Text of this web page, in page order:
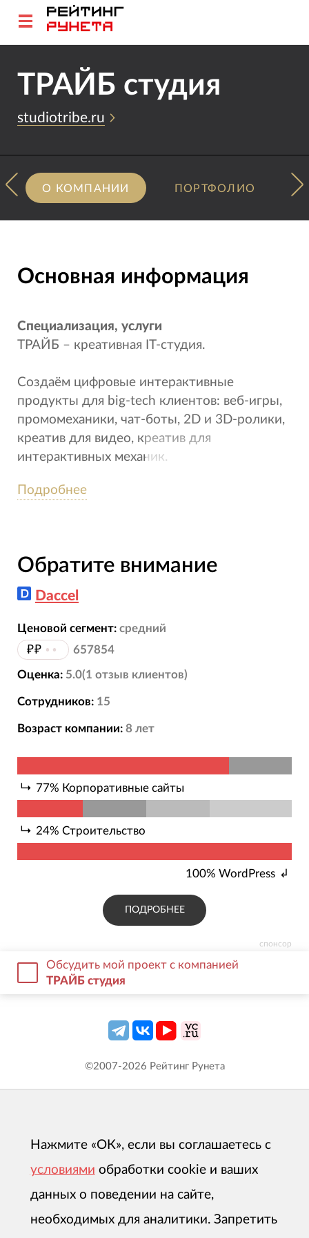
ТРАЙБ студия
studiotribe.ru
О КОМПАНИИ ПОРТФОЛИО
Основная информация
Специализация, услуги
ТРАЙБ – креативная IT-студия.
Создаём цифровые интерактивные
продукты для big-tech клиентов: веб-игры,
промомеханики, чат-боты, 2D и 3D-ролики,
креатив для видео, креатив для
интерактивных механик.
Сила компании
Подробнее
спонсор
Обратите внимание
Daccel
Ценовой сегмент: средний
₽₽ •• 657854
Оценка: 5.0(1 отзыв клиентов)
Сотрудников: 15
Возраст компании: 8 лет
77% Корпоративные сайты
24% Строительство
100%WordPress
ПОДРОБНЕЕ
Обсудить мой проект с компанией
ТРАЙБ студия
©2007-2026 Рейтинг Рунета
Нажмите «ОК», если вы соглашаетесь с
условиями обработки cookie и ваших
данных о поведении на сайте,
необходимых для аналитики. Запретить